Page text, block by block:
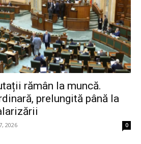
rămân la muncă.
prelungită până la
2026 0